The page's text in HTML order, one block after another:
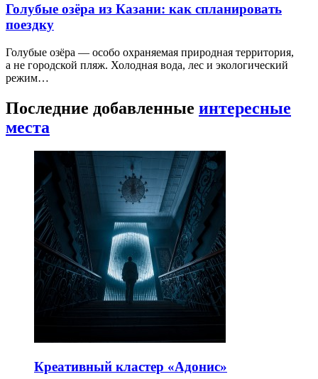
Голубые озёра из Казани: как спланировать
поездку
Голубые озёра — особо охраняемая природная территория,
а не городской пляж. Холодная вода, лес и экологический
режим…
Последние добавленные интересные
места
Креативный кластер «Адонис»